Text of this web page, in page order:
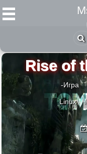
Rise of
-Игра
Linux